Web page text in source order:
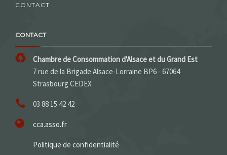
CONTACT
CONTACT
Chambre de Consommation d'Alsace et du Grand Est
7 rue de la Brigade Alsace-Lorraine BP6 - 67064
Strasbourg CEDEX
03 88 15 42 42
cca.asso.fr
Politique de confidentialité